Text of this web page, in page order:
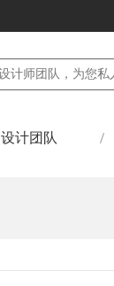
设计团队